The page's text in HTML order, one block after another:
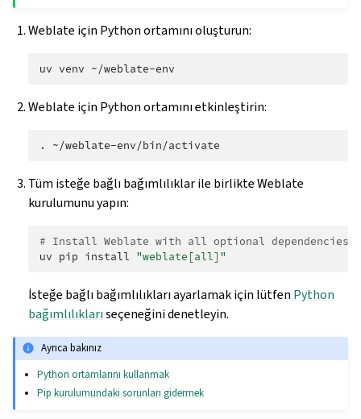
Weblate için Python ortamını oluşturun:
uv venv
Weblate için Python ortamını etkinleştirin:
.
Tüm isteğe bağlı bağımlılıklar ile birlikte Weblate
kurulumunu yapın:
# Install Weblate with all optional dependencies
uv pip install "weblate[all]"
İsteğe bağlı bağımlılıkları ayarlamak için lütfen Python
bağımlılıklarıseçeneğini denetleyin.
Ayrıca bakınız
Python ortamlarını kullanmak
Pip kurulumundaki sorunları gidermek